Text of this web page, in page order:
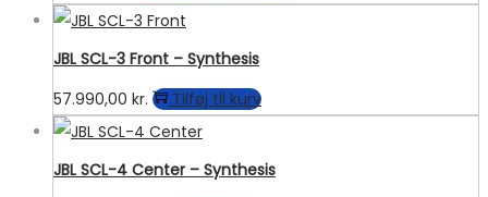
JBL SCL-3 Front – Synthesis
57.990,00 kr. Tilføj til kurv
JBL SCL-4 Center – Synthesis